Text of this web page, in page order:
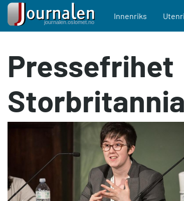
hovedinnhold
Main
Innenriks
Pressefrihet